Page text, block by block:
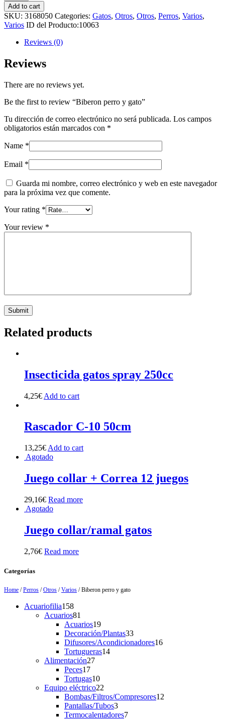
perro
y
gato
quantity
Add to cart
SKU: 3168050 Categories: Gatos, Otros, Otros, Perros, Varios,
Varios ID del Producto:10063
Reviews (0)
Reviews
There are no reviews yet.
Be the first to review “Biberon perro y gato”
Tu dirección de correo electrónico no será publicada. Los campos
obligatorios están marcados con *
Name *
Email *
Guarda mi nombre, correo electrónico y web en este navegador
para la próxima vez que comente.
Your rating *
Your review *
Related products
Insecticida gatos spray 250cc
4,25€ Add to cart
Rascador C-10 50cm
13,25€ Add to cart
Agotado
Juego collar + Correa 12 juegos
29,16€ Read more
Agotado
Juego collar/ramal gatos
2,76€ Read more
Categorías
Home /Perros /Otros /Varios / Biberon perro y gato
Acuariofilia158158
products
Acuarios81
products
Acuarios1919
products
Decoración/Plantas3333
products
Difusores/Acondicionadores1616
Tortugueras1414
Alimentación2727
Peces1717
products
Tortugas1010
products
Equipo eléctrico22
products
Bombas/Filtros/Compresores12
Pantallas/Tubos33
products
Termocalentadores77